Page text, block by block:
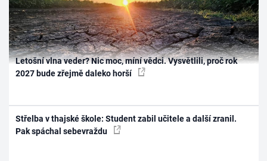
Letošní vlna veder? Nic moc, míní vědci. Vysvětlili, proč rok
2027 bude zřejmě daleko horší
Střelba v thajské škole: Student zabil učitele a další zranil.
Pak spáchal sebevraždu